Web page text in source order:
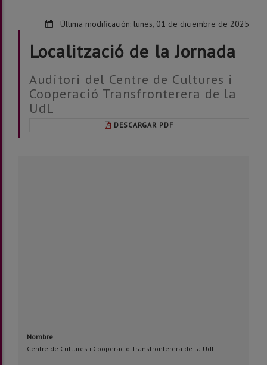
Última modificación: lunes, 01 de diciembre de 2025
Localització de la Jornada
Auditori del Centre de Cultures i
Cooperació Transfronterera de la
UdL
DESCARGAR PDF
Nombre
Centre de Cultures i Cooperació Transfronterera de la UdL